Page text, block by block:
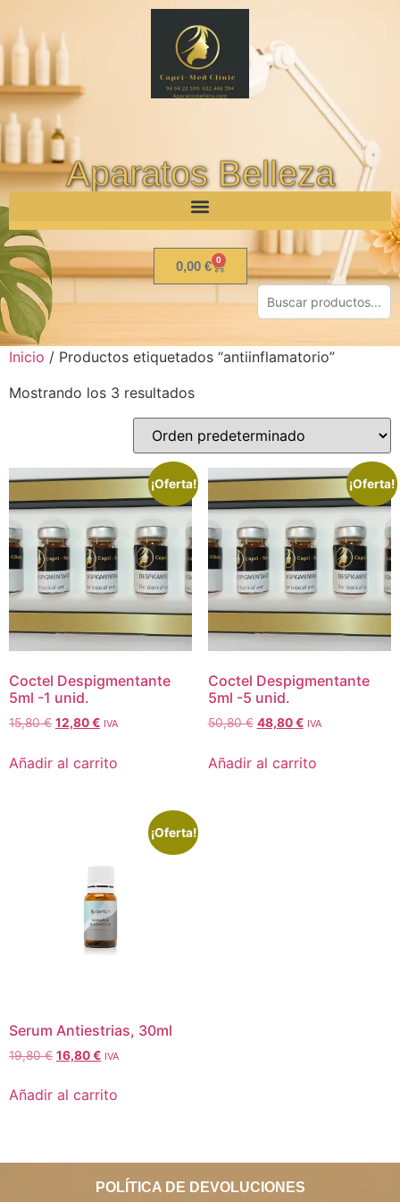
Aparatos Belleza
0,00 € 0
Inicio / Productos etiquetados “antiinflamatorio”
Mostrando los 3 resultados
¡Oferta!
Coctel Despigmentante
5ml -1 unid.
15,80€ 12,80€ IVA
Añadir al carrito
¡Oferta!
Coctel Despigmentante
5ml -5 unid.
50,80€ 48,80€ IVA
Añadir al carrito
¡Oferta!
Serum Antiestrias, 30ml
19,80€ 16,80€ IVA
Añadir al carrito
POLÍTICA DE DEVOLUCIONES